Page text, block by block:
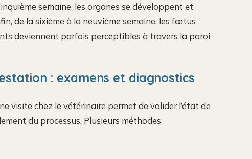
semaine, les organes se développent et
de la sixième à la neuvième semaine, les fœtus
deviennent parfois perceptibles à travers la paroi
: examens et diagnostics
visite chez le vétérinaire permet de valider l’état de
du processus. Plusieurs méthodes